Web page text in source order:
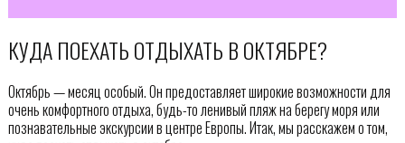
КУДА ПОЕХАТЬ ОТДЫХАТЬ В ОКТЯБРЕ?
Октябрь — месяц особый. Он предоставляет широкие возможности для
очень комфортного отдыха, будь-то ленивый пляж на берегу моря или
познавательные экскурсии в центре Европы. Итак, мы расскажем о том,